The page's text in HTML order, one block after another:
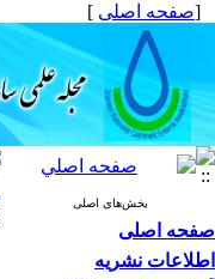
[صفحه اصلی ]
بخش‌های اصلی
صفحه اصلی
اطلاعات نشریه